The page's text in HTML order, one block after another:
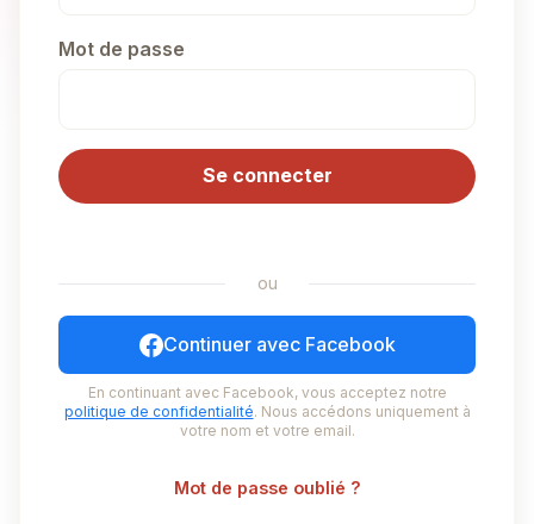
Mot de passe
Se connecter
ou
Continuer avec Facebook
En continuant avec Facebook, vous acceptez notre
politique de confidentialité. Nous accédons uniquement à
votre nom et votre email.
Mot de passe oublié ?